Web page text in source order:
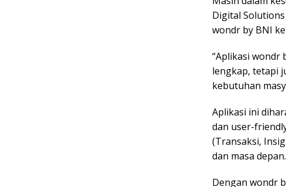
Digital
wondr by BNI
“Aplikasi wondr
lengkap, tetapi
kebutuhan
Aplikasi ini
dan user-
(Transaksi,
dan masa depan.
Dengan wondr